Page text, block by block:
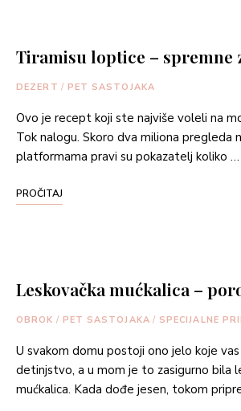
Tiramisu loptice – spremne
DEZERT / PET SASTOJAKA
Ovo je recept koji ste najviše voleli na
Tok nalogu. Skoro dva miliona pregleda
platformama pravi su pokazatelj koliko …
PROČITAJ
Leskovačka mućkalica –
OBROK / PET SASTOJAKA / SPECIJALNE
U svakom domu postoji ono jelo koje vas
detinjstvo, a u mom je to zasigurno bila
mućkalica. Kada dođe jesen, tokom